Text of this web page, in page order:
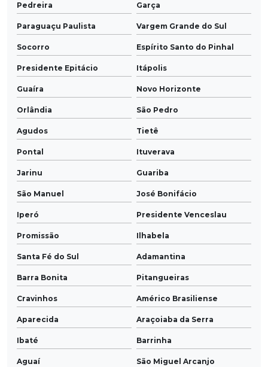
Pedreira Garça
Paraguaçu Paulista Vargem Grande do Sul
Socorro Espírito Santo do Pinhal
Presidente Epitácio Itápolis
Guaíra Novo Horizonte
Orlândia São Pedro
Agudos Tietê
Pontal Ituverava
Jarinu Guariba
São Manuel José Bonifácio
Iperó Presidente Venceslau
Promissão Ilhabela
Santa Fé do Sul Adamantina
Barra Bonita Pitangueiras
Cravinhos Américo Brasiliense
Aparecida Araçoiaba da Serra
Ibaté Barrinha
Aguaí São Miguel Arcanjo